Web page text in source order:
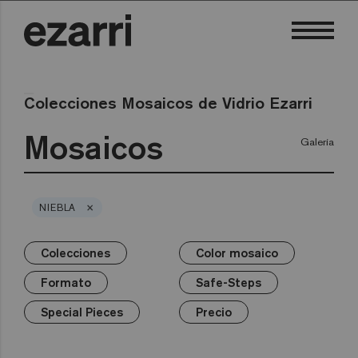
Colecciones Mosaicos de Vidrio Ezarri
Mosaicos Galería
NIEBLA ×
Colecciones
Colecciones
Premium
Terrazzo
Color mosaico
Color mosaico
Blancos
Negros
Grises
Azules
Formato
Formato
25mm
50mm
Safe-Steps
Safe-Steps
Anti-slip mosaics
Special Pieces
Special Pieces
Corner
Cove
Precio
Precio
€
€€